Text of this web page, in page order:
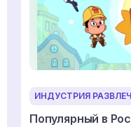
ИНДУСТРИЯ
Популярный в